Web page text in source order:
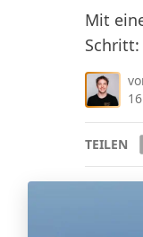
Mit
TEILEN